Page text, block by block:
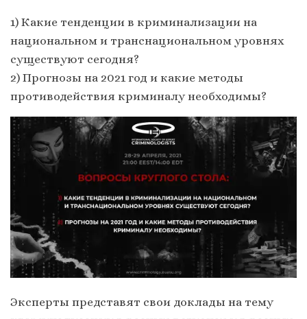
1) Какие тенденции в криминализации на
национальном и транснациональном уровнях
существуют сегодня?
2) Прогнозы на 2021 год и какие методы
противодействия криминалу необходимы?
Эксперты представят свои доклады на тему